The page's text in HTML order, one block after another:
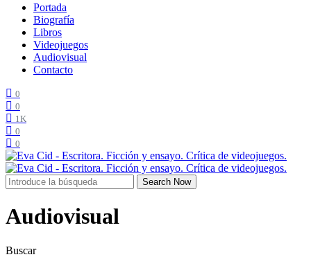
Portada
Biografía
Libros
Videojuegos
Audiovisual
Contacto
0
0
1K
0
0
Search Now
Audiovisual
Buscar